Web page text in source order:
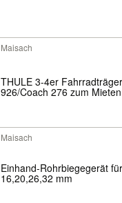
Maisach
THULE 3-4er
926/Coach 276 zum Mieten
Maisach
Einhand-Rohrbiegegerät
16,20,26,32 mm